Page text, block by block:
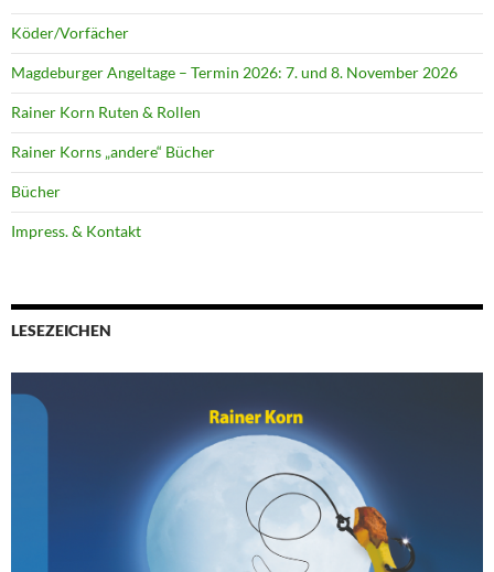
Köder/Vorfächer
Magdeburger Angeltage – Termin 2026: 7. und 8. November 2026
Rainer Korn Ruten & Rollen
Rainer Korns „andere“ Bücher
Bücher
Impress. & Kontakt
LESEZEICHEN